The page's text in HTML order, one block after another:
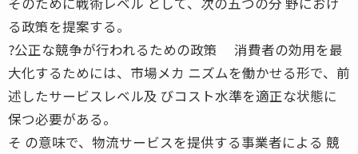
る政策を提案する。
?公正な競争が行われるための政策 消費者の効用を最
大化するためには、市場メカ ニズムを働かせる形で、前
述したサービスレベル及 びコスト水準を適正な状態に
保つ必要がある。
そ の意味で、物流サービスを提供する事業者による 競